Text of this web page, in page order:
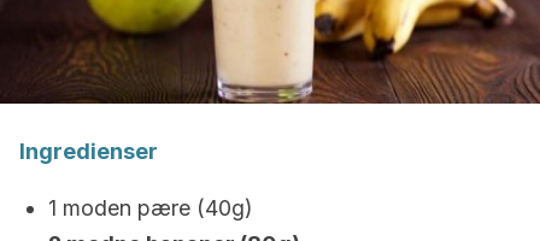
Ingredienser
1 moden pære (40g)